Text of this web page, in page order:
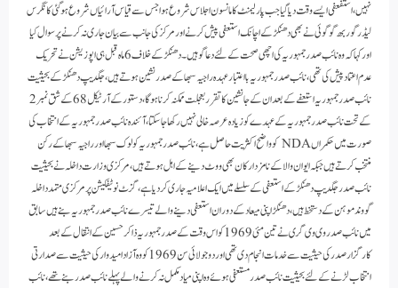
نہیں،استفعفی ایسے وقت دیا گیا جب پارلیمنٹ کا مانسون اجلاس شروع ہوا جس سے قیاس آرائیاں شروع ہو گئی کانگرس
لیڈر گوربھ گوگوئی نے بھی دھنکڑ کے اچانک استعفی پیش کرنے اور مرکز کی جانب سے بیان جاری نہ کرنے پر سوال کیا
اور کہا کہ وہ نائب صدر جمہوریہ کی اچھی صحت کے لئے دعا گو ہیں۔دھنکڑ کے خلاف 6 ماہ قبل ہی اپوزیشن نے تحریک
عدم اعتماد پیش کی تھی،نائب صدر جمہوریہ با اعتبار عہدہ راجیہ سبھا کے صدر نشین ہوتے ہیں،جگدیپ دھنکڑ کے بحیثیت
نائب صدر جمہوریہ استعفے کے بعد ان کے جانشین کا تقرر بعجلت ممکنہ کرنا ہوگا،دستور کے آرٹیکل 68 کے شق نمبر 2
کے تحت نائب صدر جمہوریہ کے عہدے کو زیادہ عرصہ خالی نہیں رکھا جا سکتا، آئندہ نائب صدر جمہوریہ کے انتخاب کی
صورت میں حکمراں NDA کو واضح اکثریت حاصل ہے،نائب صدر جمہوریہ کو لوک سبھا اور راجیہ سبھا کے رکن
منتخب کرتے ہیں جبکہ ایوان والا کے نامزد ارکان بھی ووٹ دینے کے اہل ہوتے ہیں،مرکزی وزارت داخلہ نے بحیثیت
نائب صدر جگدیپ دھنکڑ کے استعفی کے سلسلے میں ایک اعلامیہ جاری کردیا ہے، گزٹ نوٹیفکیشن پر مرکزی متمد داخلہ
گووند موہن کے دستخط ہیں،دھنکڑ اپنی میعاد کے دوران استعفی دینے والے تیسرے نائب صدر جمہوریہ بنے ہیں سابق
میں نائب صدر وی وی گری نے تین مئی 1969 کو اس وقت کے صدر جمہوریہ ذاکر حسین کے انتقال کے بعد
کارگزار صدر کی حیثیت سے خدمات انجام دی تھی اور دو جولائی سن 1969 کو وہ آزاد امیدوار کی حیثیت سے صدارتی
انتخاب لڑنے کے لئے بحیثیت نائب صدر مستعفی ہوئے وہ اپنی میاد مکمل نہ کرنے والے پہلے نائب صدر بنے تھے،نائب